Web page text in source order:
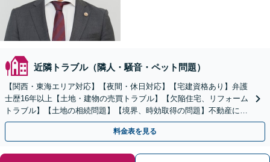
近隣トラブル（隣人・騒音・ペット問題）
【関西・東海エリア対応】【夜間・休日対応】【宅建資格あり】弁護
士歴16年以上【土地・建物の売買トラブル】【欠陥住宅、リフォーム
トラブル】【土地の相続問題】【境界、時効取得の問題】不動産に関
するトラブル全般の解決に豊富な経験あり。
料金表を見る